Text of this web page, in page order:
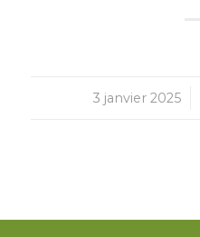
3 janvier 2025
/